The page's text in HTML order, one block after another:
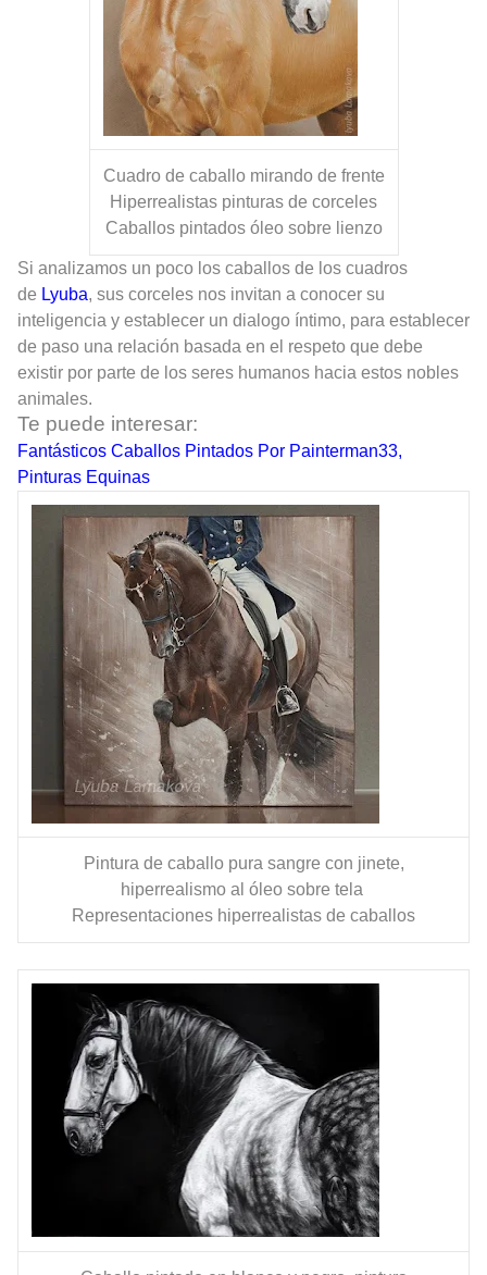
Cuadro de caballo mirando de frente
Hiperrealistas pinturas de corceles
Caballos pintados óleo sobre lienzo
Si analizamos un poco los caballos de los cuadros
de Lyuba, sus corceles nos invitan a conocer su
inteligencia y establecer un dialogo íntimo, para establecer
de paso una relación basada en el respeto que debe
existir por parte de los seres humanos hacia estos nobles
animales.
Te puede interesar:
Fantásticos Caballos Pintados Por Painterman33,
Pinturas Equinas
Pintura de caballo pura sangre con jinete,
hiperrealismo al óleo sobre tela
Representaciones hiperrealistas de caballos